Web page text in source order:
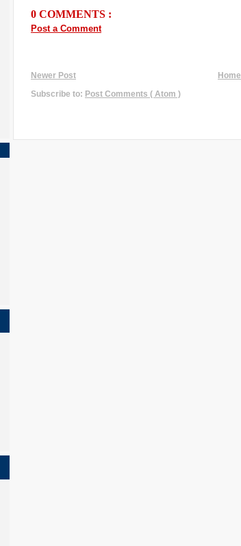
0 COMMENTS :
Post a Comment
Newer Post Home
Subscribe to: Post Comments ( Atom )